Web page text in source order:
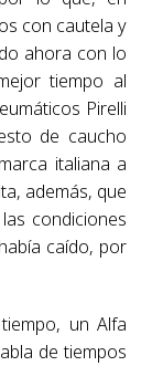
con cautela y
ahora con lo
tiempo al
Pirelli
de caucho
italiana a
además, que
condiciones
caído, por
un Alfa
de tiempos